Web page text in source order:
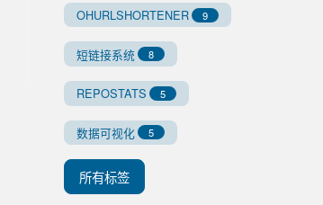
OHURLSHORTENER 9
短链接系统 8
REPOSTATS 5
数据可视化 5
所有标签